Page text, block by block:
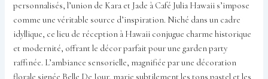
personnalisés, l’union de Kara et Jade à Café Julia Hawaii s’impose
comme une véritable source d’inspiration. Niché dans un cadre
idyllique, ce lieu de réception à Hawaii conjugue charme historique
et modernité, offrant le décor parfait pour une garden party
raffinée. L’ambiance sensorielle, magnifiée par une décoration